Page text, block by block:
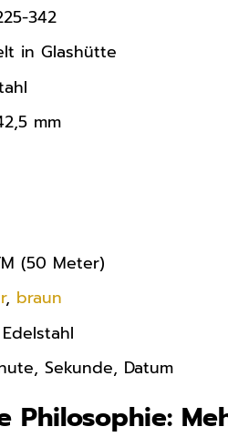
342
in Glashütte
mm
(50 Meter)
, braun
Sekunde, Datum
Philosophie: